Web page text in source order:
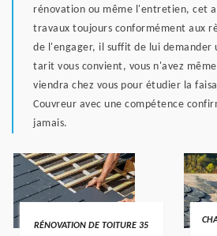
rénovation ou même l'entretien, cet
travaux toujours conformément aux
de l'engager, il suffit de lui demander
tarit vous convient, vous n'avez
viendra chez vous pour étudier la
Couvreur avec une compétence
jamais.
RÉNOVATION DE TOITURE 35